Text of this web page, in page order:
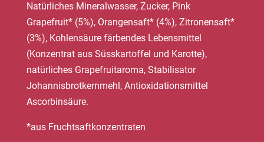
Natürliches Mineralwasser, Zucker, Pink
Grapefruit* (5%), Orangensaft* (4%), Zitronensaft*
(3%), Kohlensäure färbendes Lebensmittel
(Konzentrat aus Süsskartoffel und Karotte),
natürliches Grapefruitaroma, Stabilisator
Johannisbrotkernmehl, Antioxidationsmittel
Ascorbinsäure.
*aus Fruchtsaftkonzentraten